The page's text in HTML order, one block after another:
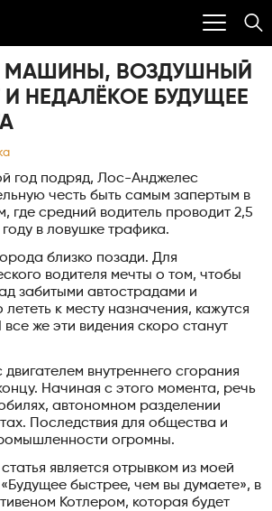
ВОЗДУШНЫЙ
НЕДАЛЁКОЕ БУДУЩЕЕ
год подряд, Лос-Анджелес
честь быть самым запертым в
где средний водитель проводит 2,5
в ловушке трафика.
близко позади. Для
водителя мечты о том, чтобы
забитыми автострадами и
к месту назначения, кажутся
же эти видения скоро станут
внутреннего сгорания
Начиная с этого момента, речь
автономном разделении
Последствия для общества и
огромны.
является отрывком из моей
быстрее, чем вы думаете», в
Котлером, которая будет